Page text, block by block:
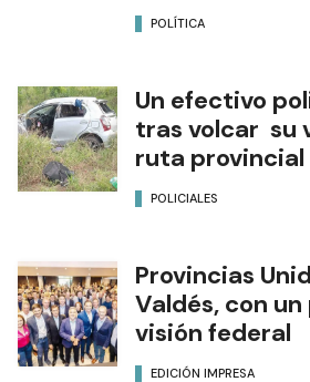
POLÍTICA
Un efectivo
tras volcar su
ruta provincial
POLICIALES
Provincias
Valdés, con
visión federal
EDICIÓN IMPRESA